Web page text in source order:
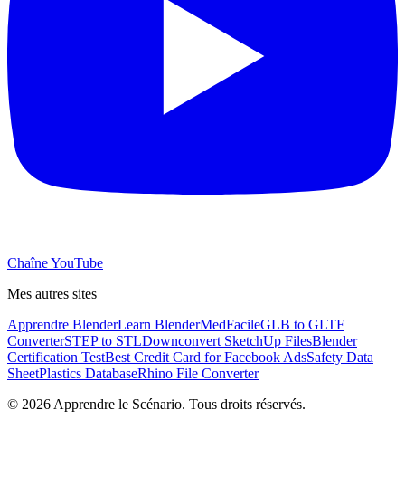
Chaîne YouTube
Mes autres sites
Apprendre BlenderLearn BlenderMedFacileGLB to GLTF
ConverterSTEP to STLDownconvert SketchUp FilesBlender
Certification TestBest Credit Card for Facebook AdsSafety Data
SheetPlastics DatabaseRhino File Converter
© 2026 Apprendre le Scénario. Tous droits réservés.